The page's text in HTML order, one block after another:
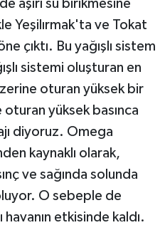
aşırı su birikmesine
Yeşilırmak'ta ve Tokat
çıktı. Bu yağışlı sistem
sistemi oluşturan en
oturan yüksek bir
oturan yüksek basınca
diyoruz. Omega
kaynaklı olarak,
ve sağında solunda
O sebeple de
havanın etkisinde kaldı.